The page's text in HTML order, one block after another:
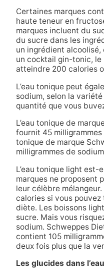
Certaines marques
haute teneur en
marques incluent du
du sucre dans les
un ingrédient alcoolisé,
un cocktail gin-tonic,
atteindre 200 calories
L’eau tonique peut
sodium, selon la
quantité que vous
L’eau tonique de
fournit 45 milligrammes
tonique de marque
milligrammes de
L’eau tonique light est-
marques ne proposent
leur célèbre
calories si vous
diète. Les boissons
sucre. Mais vous
sodium. Schweppes
contient 105
deux fois plus que la
Les glucides dans